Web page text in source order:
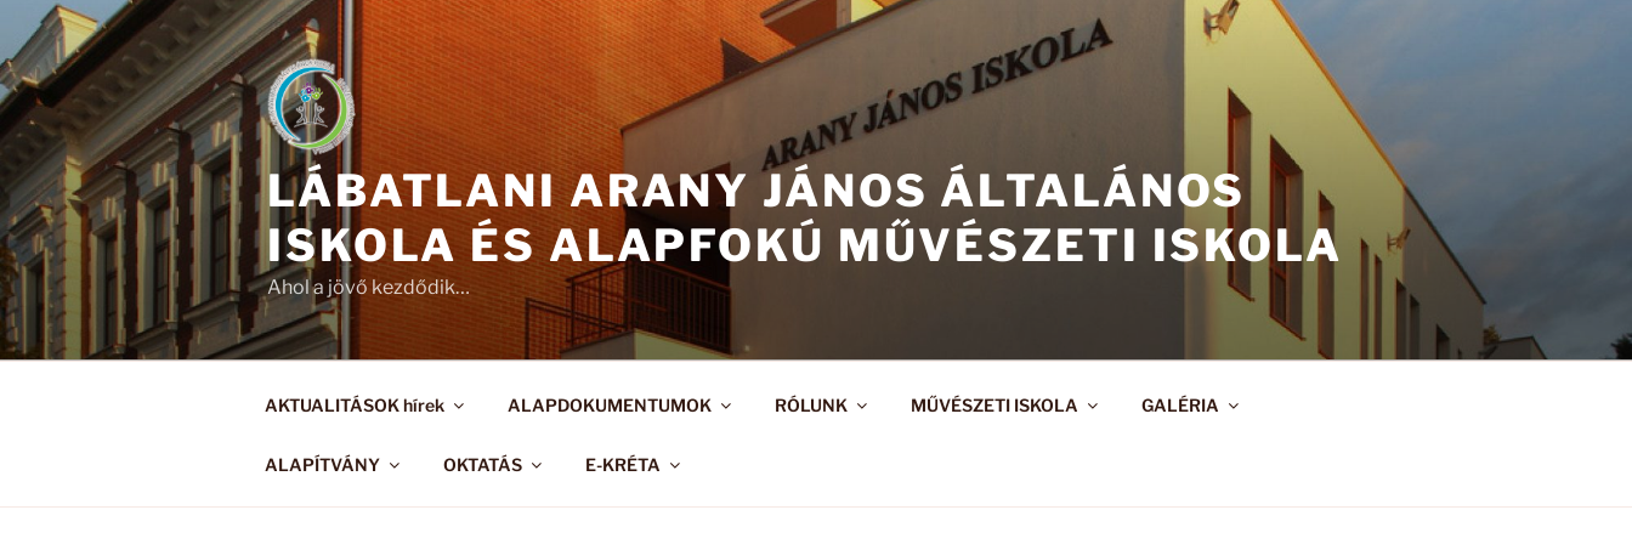
Tartalomhoz
LÁBATLANI ARANY JÁNOS ÁLTALÁNOS
ISKOLA ÉS ALAPFOKÚ MŰVÉSZETI ISKOLA
Ahol a jövő kezdődik…
AKTUALITÁSOK hírek ALAPDOKUMENTUMOK RÓLUNK MŰVÉSZETI ISKOLA GALÉRIA
ALAPÍTVÁNY OKTATÁS E-KRÉTA